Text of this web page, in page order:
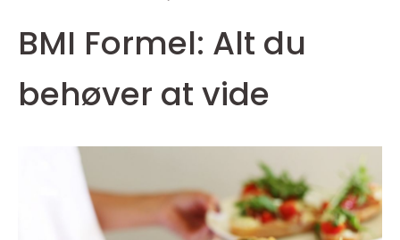
BMI Formel: Alt du
behøver at vide